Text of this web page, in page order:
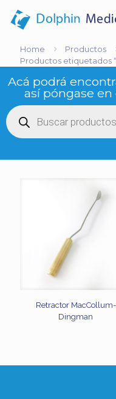
Home
Productos
Productos etiquetados
Acá podrá
así póngase
Búsqueda
de
productos
Retractor MacCollum-
Dingman